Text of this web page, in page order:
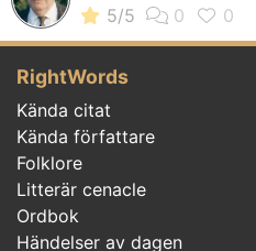
RightWords
Kända citat
Kända författare
Folklore
Litterär cenacle
Ordbok
Händelser av dagen